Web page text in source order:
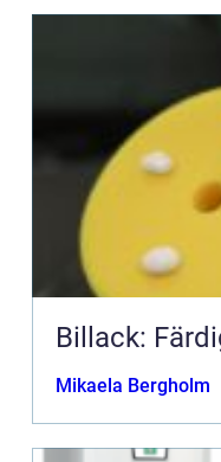
Billack:
Mikaela Bergholm